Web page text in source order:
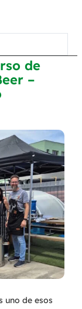
de
–
uno de esos